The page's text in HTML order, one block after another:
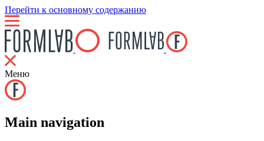
Перейти к основному содержанию
Меню
Main navigation